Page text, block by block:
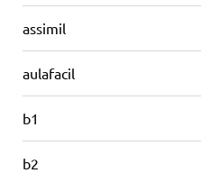
assimil
aulafacil
b1
b2